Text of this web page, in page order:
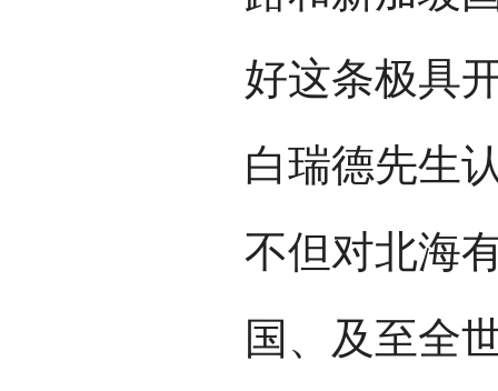
好这条极具
白瑞德先生
不但对北海
国、及至全